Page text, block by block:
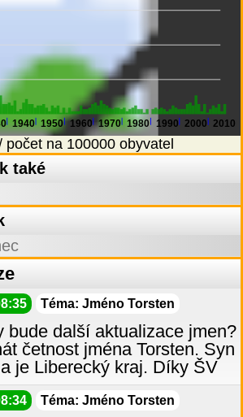
1940 1950 1960 1970 1980 1990 2000 2010
počet na 100000 obyvatel
také
Téma: Jméno Torsten
bude další aktualizace jmen?
četnost jména Torsten. Syn
je Liberecký kraj. Díky ŠV
Téma: Jméno Torsten